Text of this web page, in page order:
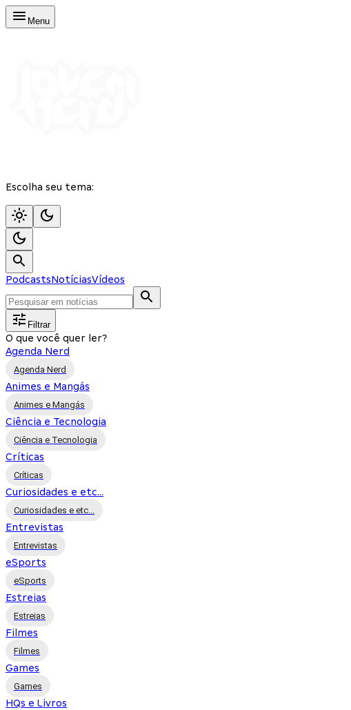
Menu
Escolha seu tema:
PodcastsNotíciasVídeos
Filtrar
O que você quer ler?
Agenda Nerd
Agenda Nerd
Animes e Mangás
Animes e Mangás
Ciência e Tecnologia
Ciência e Tecnologia
Críticas
Críticas
Curiosidades e etc...
Curiosidades e etc...
Entrevistas
Entrevistas
eSports
eSports
Estreias
Estreias
Filmes
Filmes
Games
Games
HQs e Livros